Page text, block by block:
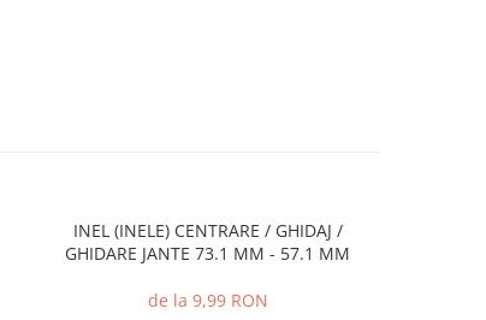
INEL (INELE) CENTRARE / GHIDAJ /
GHIDARE JANTE 73.1 MM - 57.1 MM
de la 9,99 RON